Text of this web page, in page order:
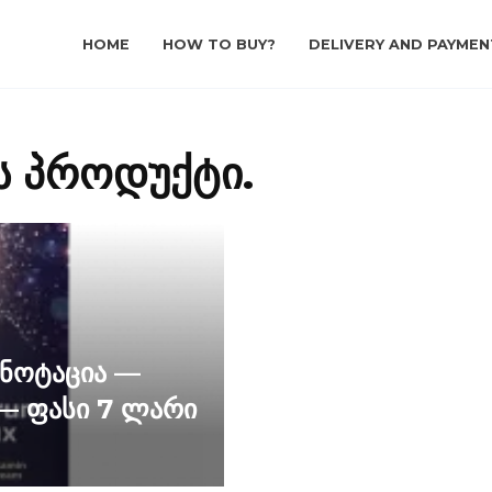
HOME HOW TO BUY? DELIVERY AND
პროდუქტი.
—
ფასი 7 ლარი